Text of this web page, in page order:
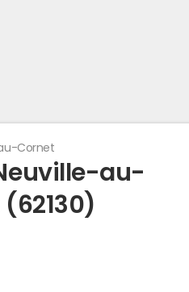
Cornet
au-